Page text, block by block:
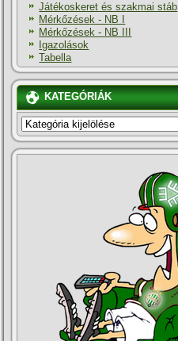
Játékoskeret és szakmai stáb
Mérkőzések - NB I
Mérkőzések - NB III
Igazolások
Tabella
KATEGÓRIÁK
KATEGÓRIÁK